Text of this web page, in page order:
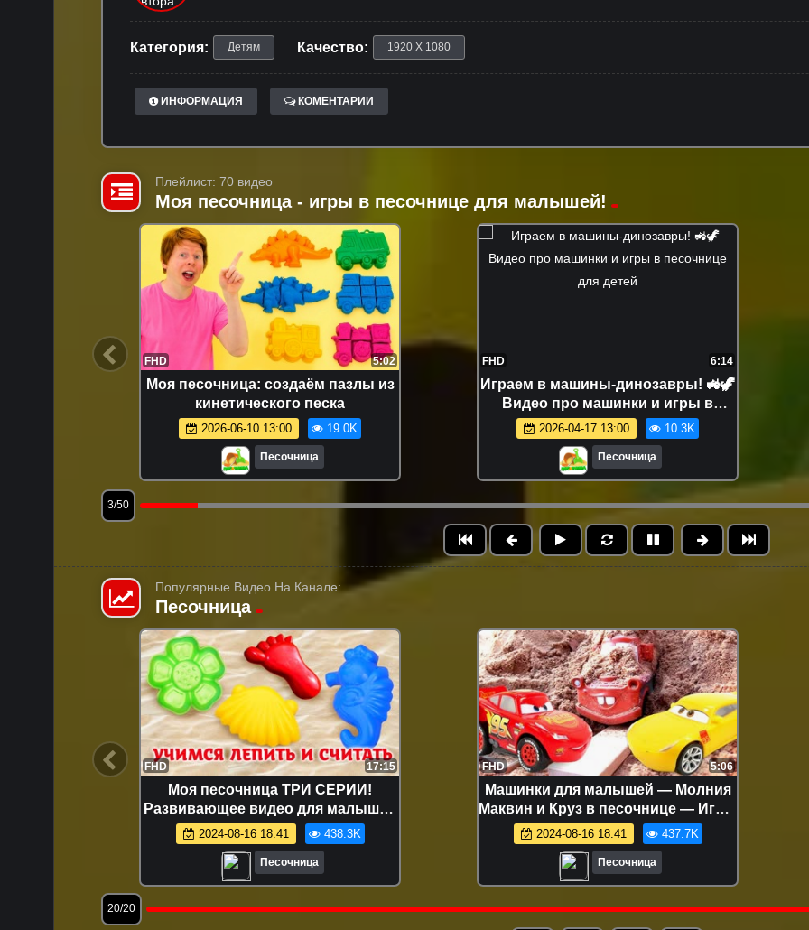
Категория: Детям Качество: 1920 X 1080
ИНФОРМАЦИЯ КОМЕНТАРИИ
Плейлист: 70 видео
Моя песочница - игры в песочнице для малышей!
FHD 5:02
Моя песочница: создаём пазлы из
кинетического песка
2026-06-10 13:00 19.0K
Песочница
FHD 6:14
Играем в машины-динозавры! 🚜🦖
Видео про машинки и игры в
песочнице для детей
2026-04-17 13:00 10.3K
Песочница
3/50
Популярные Видео На Канале:
Песочница
FHD 17:15
Моя песочница ТРИ СЕРИИ!
Развивающее видео для малышей
про игрушки и игры с песком.
Лепим куличики!
2024-08-16 18:41 438.3K
Песочница
FHD 5:06
Машинки для малышей — Молния
Маквин и Круз в песочнице — Игры
для самых маленьких
2024-08-16 18:41 437.7K
Песочница
20/20